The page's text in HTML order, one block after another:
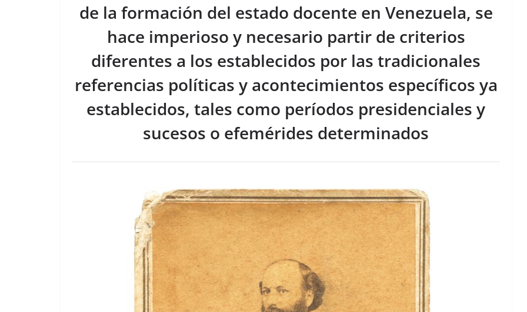
de la formación del estado docente en Venezuela, se
hace imperioso y necesario partir de criterios
diferentes a los establecidos por las tradicionales
referencias políticas y acontecimientos específicos ya
establecidos, tales como períodos presidenciales y
sucesos o efemérides determinados